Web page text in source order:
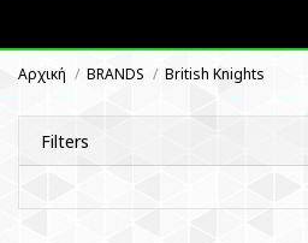
Αρχική BRANDS British Knights
Filters